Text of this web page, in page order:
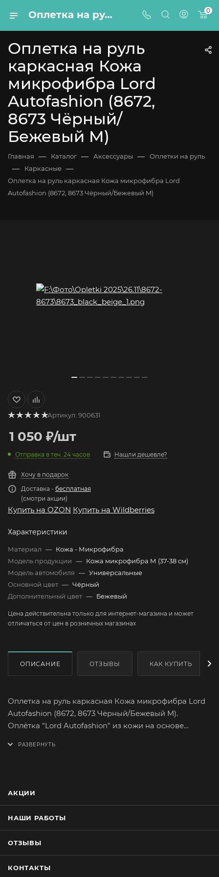
Оплетка на руль каркасная Кожа микрофибра Lord Autofashion (8672, 8673 Чёрный/Бежевый M) 0
Оплетка на руль
каркасная Кожа
микрофибра Lord
Autofashion (8672,
8673 Чёрный/
Бежевый M)
Главная — Каталог — Аксессуары — Оплетки на руль
— Каркасные —
Оплетка на руль каркасная Кожа микрофибра Lord
Autofashion (8672, 8673 Чёрный/Бежевый M)
Артикул: 900631
1 050 ₽/шт
Отправка в теч. 24 часов Нашли дешевле?
Хочу в подарок
Доставка - бесплатная
(смотри акции)
Купить на OZON Купить на Wildberries
Характеристики
Материал — Кожа - Микрофибра
Модель продукции — Кожа микрофибра М (37-38 см)
Модель автомобиля — Универсальные
Основной цвет — Чёрный
Дополнительный цвет — Бежевый
Цена действительна только для интернет-магазина и может
отличаться от цен в розничных магазинах
ОПИСАНИЕ ОТЗЫВЫ КАК КУПИТЬ
Оплетка на руль каркасная Кожа микрофибра Lord
Autofashion (8672, 8673 Чёрный/Бежевый M).
Оплётка "Lord Autofashion" из кожи на основе
оригинального материала руля.
форму. Форму оплётки, на протяжении всего срока
каркас, который предотвращает её
Простейшая установка не займёт много времени.
АКЦИИ
НАШИ РАБОТЫ
ОТЗЫВЫ
КОНТАКТЫ